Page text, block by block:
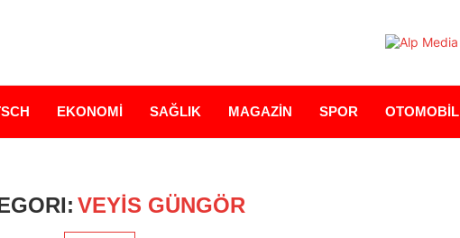
EKONOMİ SAĞLIK MAGAZİN SPOR OTOMOBİL
VEYİS GÜNGÖR